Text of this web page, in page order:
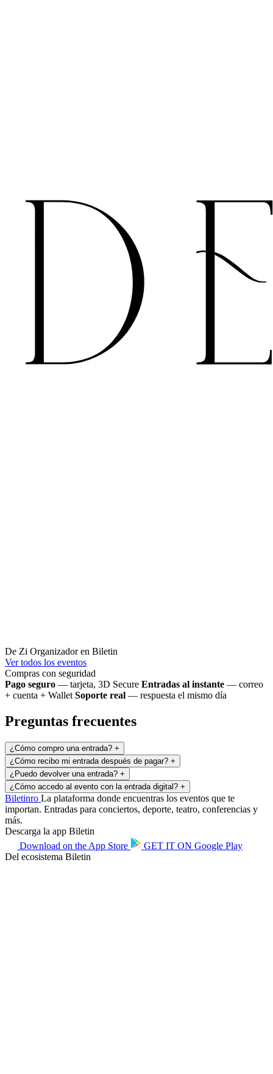
De Zi Organizador en Biletin
Ver todos los eventos
Compras con seguridad
Pago seguro — tarjeta, 3D Secure Entradas al instante — correo
+ cuenta + Wallet Soporte real — respuesta el mismo día
Preguntas frecuentes
¿Cómo compro una entrada? +
¿Cómo recibo mi entrada después de pagar? +
¿Puedo devolver una entrada? +
¿Cómo accedo al evento con la entrada digital? +
Biletinro La plataforma donde encuentras los eventos que te
importan. Entradas para conciertos, deporte, teatro, conferencias y
más.
Descarga la app Biletin
Download on the App Store GET IT ON Google Play
Del ecosistema Biletin